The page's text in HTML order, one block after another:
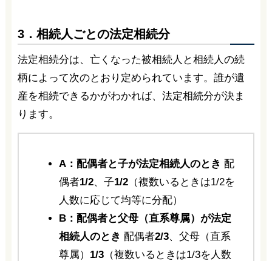
3．相続人ごとの法定相続分
法定相続分は、亡くなった被相続人と相続人の続
柄によって次のとおり定められています。誰が遺
産を相続できるかがわかれば、法定相続分が決ま
ります。
A：配偶者と子が法定相続人のとき 配
偶者1/2、子1/2（複数いるときは1/2を
人数に応じて均等に分配）
B：配偶者と父母（直系尊属）が法定
相続人のとき 配偶者2/3、父母（直系
尊属） 1/3（複数いるときは1/3を人数